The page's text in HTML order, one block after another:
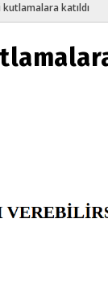
kutlamalara katıldı